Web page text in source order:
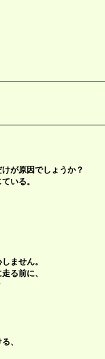
が原因でしょうか？
いる。
ません。
る前に、
、